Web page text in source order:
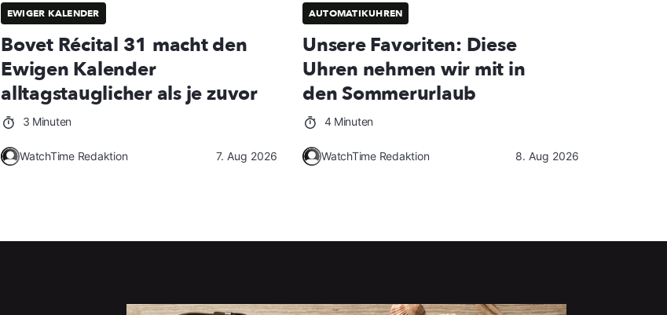
EWIGER KALENDER
Bovet Récital 31 macht den
Ewigen Kalender
alltagstauglicher als je zuvor
3 Minuten
WatchTime Redaktion 7. Aug 2026
AUTOMATIKUHREN
Unsere Favoriten: Diese
Uhren nehmen wir mit in
den Sommerurlaub
4 Minuten
WatchTime Redaktion 8. Aug 2026